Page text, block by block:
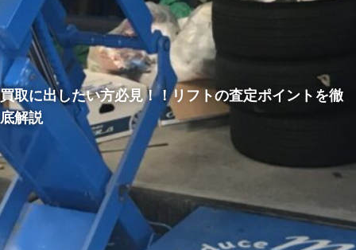
ブログ
お電話でのご相談もお気軽に
0120-031903
営業時間 9:00～18:00日曜・祝日定休
買取に出したい方必見！！リフトの査定ポイントを徹
底解説